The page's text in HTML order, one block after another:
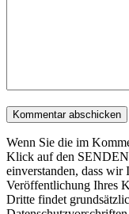
Wenn Sie die im
Klick auf den
einverstanden, dass
Veröffentlichung Ihres
Dritte findet